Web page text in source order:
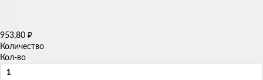
953,80 ₽
Количество
Кол-во